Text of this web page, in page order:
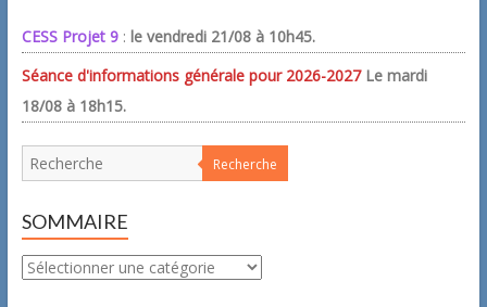
CESS Projet 9: le vendredi 21/08 à 10h45.
Séance d'informations générale pour 2026-2027 Le mardi
18/08 à 18h15.
Recherche
SOMMAIRE
Sommaire